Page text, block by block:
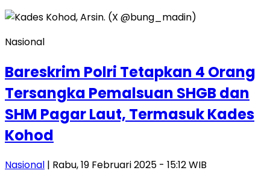
Nasional
Bareskrim Polri Tetapkan 4 Orang
Tersangka Pemalsuan SHGB dan
SHM Pagar Laut, Termasuk Kades
Kohod
Nasional | Rabu, 19 Februari 2025 - 15:12 WIB